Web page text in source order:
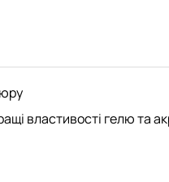
властивості гелю та